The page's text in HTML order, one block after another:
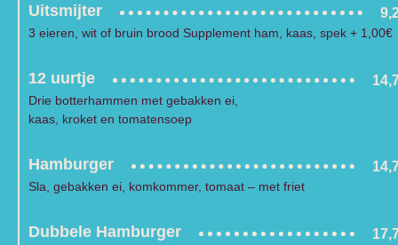
Uitsmijter
3 eieren, wit of bruin brood Supplement ham, kaas, spek + 1,00€
12 uurtje
Drie botterhammen met gebakken ei,
kaas, kroket en tomatensoep
Hamburger
Sla, gebakken ei, komkommer, tomaat – met friet
Dubbele Hamburger